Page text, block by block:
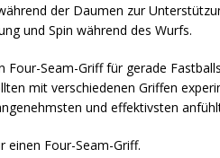
der Daumen zur
und Spin während des Wurfs.
Four-Seam-Griff für gerade
mit verschiedenen Griffen
und effektivsten
Four-Seam-Griff.